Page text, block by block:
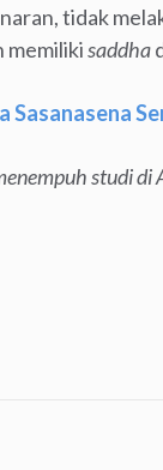
tidak
memilikisaddha
Sasanasena
studi di